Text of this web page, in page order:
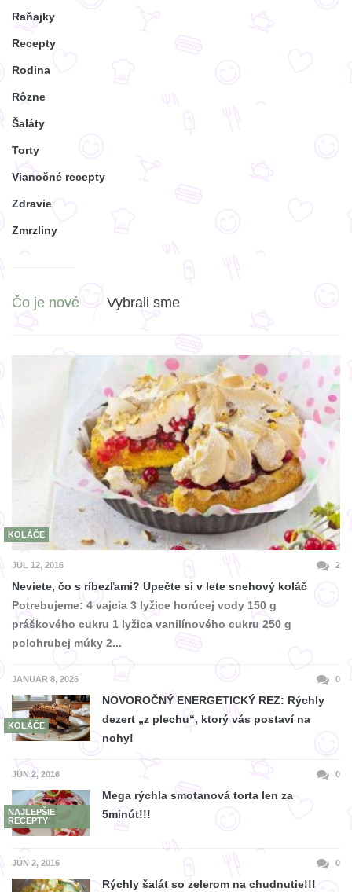
Raňajky
Recepty
Rodina
Rôzne
Šaláty
Torty
Vianočné recepty
Zdravie
Zmrzliny
Čo je nové Vybrali sme
KOLÁČE
JÚL 12, 2016 2
Neviete, čo s ríbezľami? Upečte si v lete snehový koláč
Potrebujeme: 4 vajcia 3 lyžice horúcej vody 150 g
práškového cukru 1 lyžica vanilínového cukru 250 g
polohrubej múky 2...
JANUÁR 8, 2026 0
KOLÁČE
NOVOROČNÝ ENERGETICKÝ REZ: Rýchly
dezert „z plechu“, ktorý vás postaví na
nohy!
JÚN 2, 2016 0
NAJLEPŠIE
RECEPTY
Mega rýchla smotanová torta len za
5minút!!!
JÚN 2, 2016 0
Rýchly šalát so zelerom na chudnutie!!!